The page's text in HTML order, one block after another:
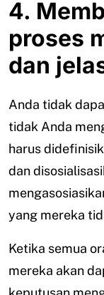
4.
proses
dan
Anda tidak
tidak Anda
harus
dan
yang mereka
Ketika semua
mereka akan